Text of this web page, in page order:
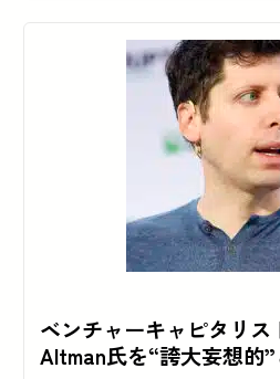
ベンチャーキャピタリス
Altman氏を“誇大妄想的